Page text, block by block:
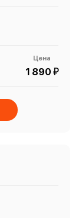
Цена
1 890 й